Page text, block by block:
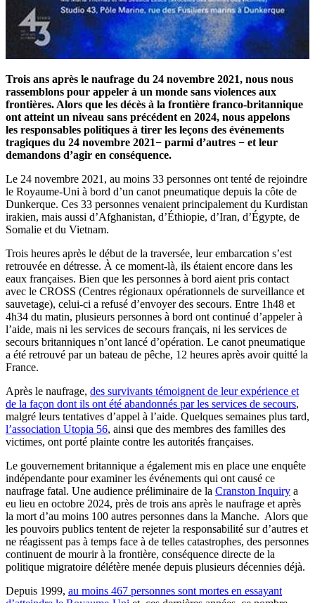
Trois ans après le naufrage du 24 novembre 2021, nous nous
rassemblons pour appeler à un monde sans violences aux
frontières. Alors que les décès à la frontière franco-britannique
ont atteint un niveau sans précédent en 2024, nous appelons
les responsables politiques à tirer les leçons des événements
tragiques du 24 novembre 2021− parmi d’autres − et leur
demandons d’agir en conséquence.
Le 24 novembre 2021, au moins 33 personnes ont tenté de rejoindre
le Royaume-Uni à bord d’un canot pneumatique depuis la côte de
Dunkerque. Ces 33 personnes venaient principalement du Kurdistan
irakien, mais aussi d’Afghanistan, d’Éthiopie, d’Iran, d’Égypte, de
Somalie et du Vietnam.
Trois heures après le début de la traversée, leur embarcation s’est
retrouvée en détresse. À ce moment-là, ils étaient encore dans les
eaux françaises. Bien que les personnes à bord aient pris contact
avec le CROSS (Centres régionaux opérationnels de surveillance et
sauvetage), celui-ci a refusé d’envoyer des secours. Entre 1h48 et
4h34 du matin, plusieurs personnes à bord ont continué d’appeler à
l’aide, mais ni les services de secours français, ni les services de
secours britanniques n’ont lancé d’opération. Le canot pneumatique
a été retrouvé par un bateau de pêche, 12 heures après avoir quitté la
France.
Après le naufrage, des survivants témoignent de leur expérience et
de la façon dont ils ont été abandonnés par les services de secours,
malgré leurs tentatives d’appel à l’aide. Quelques semaines plus tard,
l’association Utopia 56, ainsi que des membres des familles des
victimes, ont porté plainte contre les autorités françaises.
Le gouvernement britannique a également mis en place une enquête
indépendante pour examiner les événements qui ont causé ce
naufrage fatal. Une audience préliminaire de la Cranston Inquiry a
eu lieu en octobre 2024, près de trois ans après le naufrage et après
la mort d’au moins 100 autres personnes dans la Manche. Alors que
les pouvoirs publics tentent de rejeter la responsabilité sur d’autres et
ne réagissent pas à temps face à de telles catastrophes, des personnes
continuent de mourir à la frontière, conséquence directe de la
politique migratoire délétère menée depuis plusieurs décennies déjà.
Depuis 1999, au moins 467 personnes sont mortes en essayant